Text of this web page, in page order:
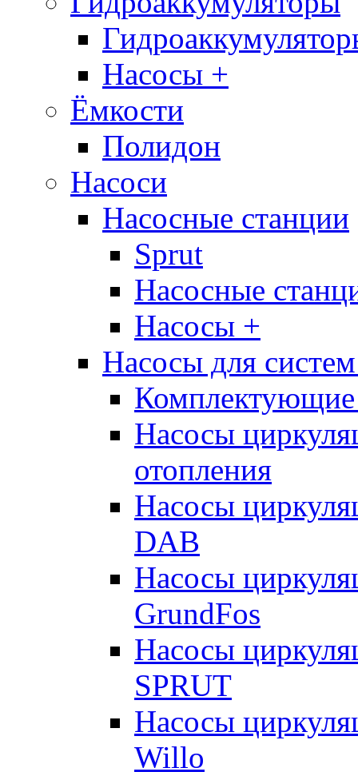
Насосы +
Ёмкости
Полидон
Насоси
Насосные станции
Sprut
Насосные
Насосы +
Насосы для
Комплектующие
Насосы
отопления
Насосы
DAB
Насосы
GrundFos
Насосы
SPRUT
Насосы
Willo